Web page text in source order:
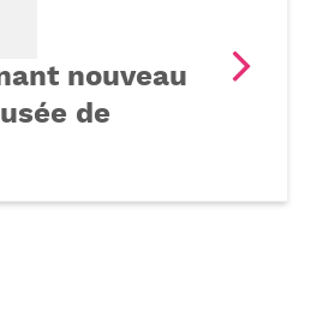
nouveau
de